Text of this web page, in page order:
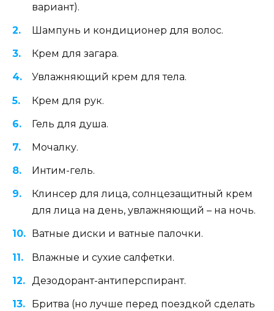
вариант).
Шампунь и кондиционер для волос.
Крем для загара.
Увлажняющий крем для тела.
Крем для рук.
Гель для душа.
Мочалку.
Интим-гель.
Клинсер для лица, солнцезащитный крем
для лица на день, увлажняющий – на ночь.
Ватные диски и ватные палочки.
Влажные и сухие салфетки.
Дезодорант-антиперспирант.
Бритва (но лучше перед поездкой сделать